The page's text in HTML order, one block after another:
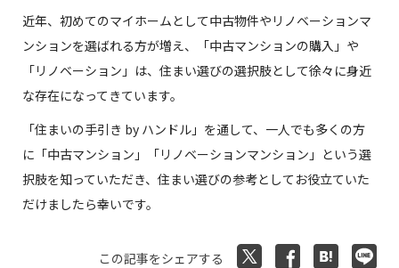
近年、初めてのマイホームとして中古物件やリノベーションマ
ンションを選ばれる方が増え、「中古マンションの購入」や
「リノベーション」は、住まい選びの選択肢として徐々に身近
な存在になってきています。
「住まいの手引き by ハンドル」を通して、一人でも多くの方
に「中古マンション」「リノベーションマンション」という選
択肢を知っていただき、住まい選びの参考としてお役立ていた
だけましたら幸いです。
この記事をシェアする